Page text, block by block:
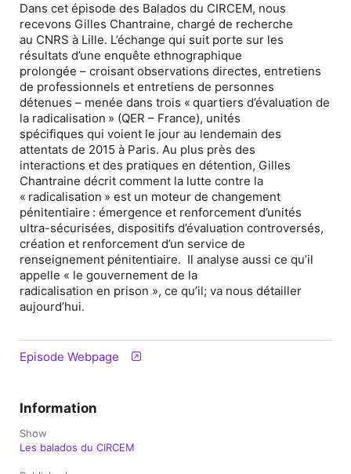
Dans cet épisode des Balados du CIRCEM, nous
recevons Gilles Chantraine, chargé de recherche
au CNRS à Lille. L’échange qui suit porte sur les
résultats d’une enquête ethnographique
prolongée – croisant observations directes, entretiens
de professionnels et entretiens de personnes
détenues – menée dans trois « quartiers d’évaluation de
la radicalisation » (QER – France), unités
spécifiques qui voient le jour au lendemain des
attentats de 2015 à Paris. Au plus près des
interactions et des pratiques en détention, Gilles
Chantraine décrit comment la lutte contre la
« radicalisation » est un moteur de changement
pénitentiaire : émergence et renforcement d’unités
ultra-sécurisées, dispositifs d’évaluation controversés,
création et renforcement d’un service de
renseignement pénitentiaire. Il analyse aussi ce qu’il
appelle « le gouvernement de la
radicalisation en prison », ce qu’il; va nous détailler
aujourd’hui.
Episode Webpage
Information
Show
Les balados du CIRCEM